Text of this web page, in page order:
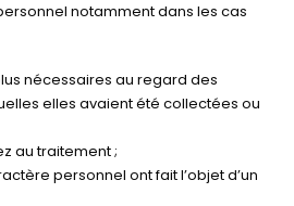
notamment dans les cas
nécessaires au regard des
elles avaient été collectées ou
au traitement ;
personnel ont fait l’objet d’un